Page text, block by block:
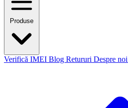
Produse
Verifică IMEI Blog Retururi Despre noi